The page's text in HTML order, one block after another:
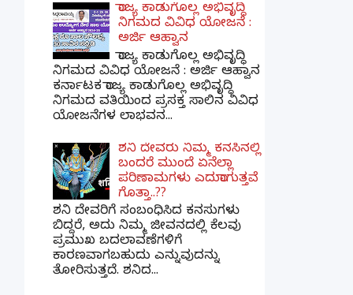
ರಾಜ್ಯ ಕಾಡುಗೊಲ್ಲ ಅಭಿವೃದ್ಧಿ
ನಿಗಮದ ವಿವಿಧ ಯೋಜನೆ :
ಅರ್ಜಿ ಆಹ್ವಾನ
ರಾಜ್ಯ ಕಾಡುಗೊಲ್ಲ ಅಭಿವೃದ್ಧಿ
ನಿಗಮದ ವಿವಿಧ ಯೋಜನೆ : ಅರ್ಜಿ ಆಹ್ವಾನ
ಕರ್ನಾಟಕ ರಾಜ್ಯ ಕಾಡುಗೊಲ್ಲ ಅಭಿವೃದ್ಧಿ
ನಿಗಮದ ವತಿಯಿಂದ ಪ್ರಸಕ್ತ ಸಾಲಿನ ವಿವಿಧ
ಯೋಜನೆಗಳ ಲಾಭವನ...
ಶನಿ ದೇವರು ನಿಮ್ಮ ಕನಸಿನಲ್ಲಿ
ಬಂದರೆ ಮುಂದೆ ಏನೆಲ್ಲಾ
ಪರಿಣಾಮಗಳು ಎದುರಾಗುತ್ತವೆ
ಗೊತ್ತಾ..??
ಶನಿ ದೇವರಿಗೆ ಸಂಬಂಧಿಸಿದ ಕನಸುಗಳು
ಬಿದ್ದರೆ, ಅದು ನಿಮ್ಮ ಜೀವನದಲ್ಲಿ ಕೆಲವು
ಪ್ರಮುಖ ಬದಲಾವಣೆಗಳಿಗೆ
ಕಾರಣವಾಗಬಹುದು ಎನ್ನುವುದನ್ನು
ತೋರಿಸುತ್ತದೆ. ಶನಿದ...